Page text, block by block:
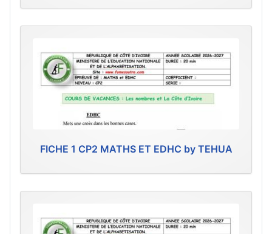
FICHE 1 CP2 MATHS ET EDHC by TEHUA